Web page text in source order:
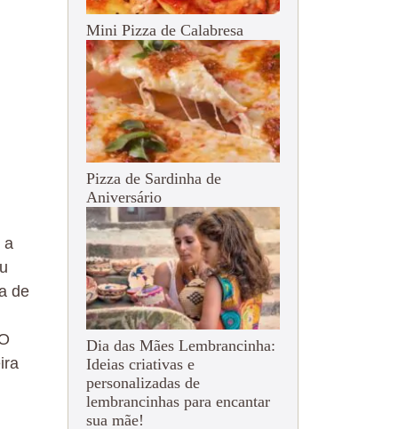
a
de
Mini Pizza de Calabresa
Pizza de Sardinha de
Aniversário
Dia das Mães Lembrancinha:
Ideias criativas e
personalizadas de
lembrancinhas para encantar
sua mãe!